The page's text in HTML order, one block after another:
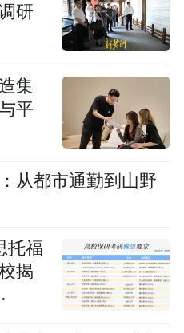
研
集
平
从都市通勤到山野
托福
揭